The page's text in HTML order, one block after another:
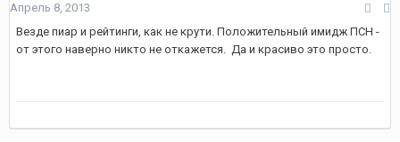
Апрель 8, 2013
Везде пиар и рейтинги, как не крути. Положительный имидж ПСН -
от этого наверно никто не откажется. Да и красиво это просто.